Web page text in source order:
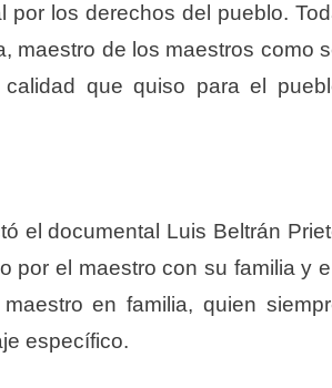
por los derechos del pueblo.
maestro de los maestros como
que quiso para el
el documental Luis Beltrán
por el maestro con su familia y
en familia, quien
específico.